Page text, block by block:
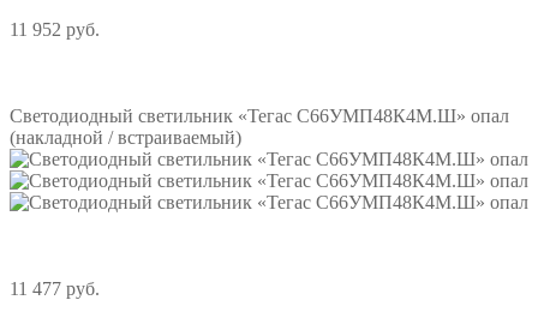
11 952 руб.
Светодиодный светильник «Тегас С66УМП48К4М.Ш» опал
(накладной / встраиваемый)
11 477 руб.